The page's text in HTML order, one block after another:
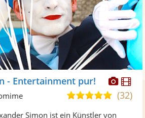
- Entertainment pur!
5,0(32)
Simon ist ein Künstler von